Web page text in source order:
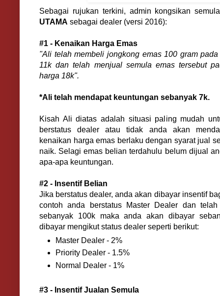
Sebagai rujukan terkini, admin kongsikan
UTAMA sebagai dealer (versi 2016):
#1 - Kenaikan Harga Emas
"Ali telah membeli jongkong emas 100 gram
11k dan telah menjual semula emas tersebut
harga 18k".
*Ali telah mendapat keuntungan sebanyak 7k.
Kisah Ali diatas adalah situasi paling mudah
berstatus dealer atau tidak anda akan
kenaikan harga emas berlaku dengan syarat jual
naik. Selagi emas belian terdahulu belum dijual
apa-apa keuntungan.
#2 - Insentif Belian
Jika berstatus dealer, anda akan dibayar insentif
contoh anda berstatus Master Dealer dan
sebanyak 100k maka anda akan dibayar
dibayar mengikut status dealer seperti berikut:
Master Dealer - 2%
Priority Dealer - 1.5%
Normal Dealer - 1%
#3 - Insentif Jualan Semula